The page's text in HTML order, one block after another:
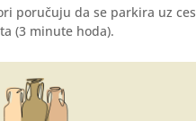
poručuju da se parkira uz
(3 minute hoda).